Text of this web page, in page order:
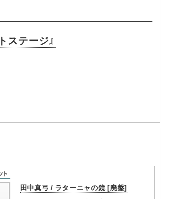
テージ』
田中真弓 / ラターニャの鏡 [廃盤]